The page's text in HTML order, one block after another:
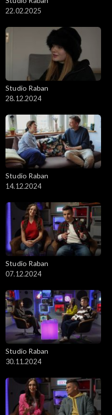
22.02.2025
Studio Raban
28.12.2024
Studio Raban
14.12.2024
Studio Raban
07.12.2024
Studio Raban
30.11.2024